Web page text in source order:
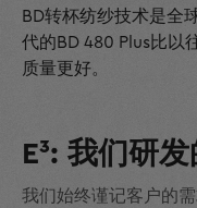
BD转杯纺纱技术是全
代的BD 480 Plus比以
质量更好。
E³: 我们研
我们始终谨记客户的